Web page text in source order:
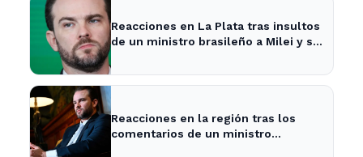
Reacciones en La Plata tras insultos
de un ministro brasileño a Milei y su
Reacciones en la región tras los
comentarios de un ministro